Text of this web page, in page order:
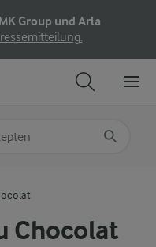
Group und Arla
Chocolat